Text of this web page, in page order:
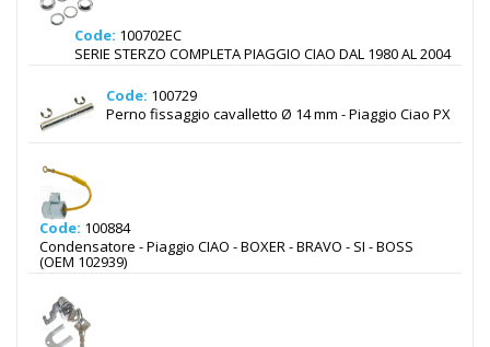
Code: 100702EC
SERIE STERZO COMPLETA PIAGGIO CIAO DAL 1980 AL 2004
Code: 100729
Perno fissaggio cavalletto Ø 14 mm - Piaggio Ciao PX
Code: 100884
Condensatore - Piaggio CIAO - BOXER - BRAVO - SI - BOSS
(OEM 102939)